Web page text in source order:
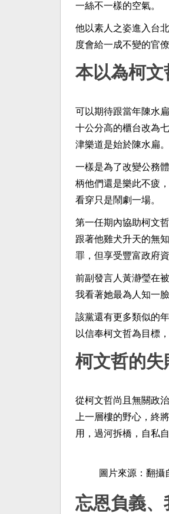
一絲不一樣的空氣。
他以素人之姿進入台
度會給一成不變的官
本以為柯
可以期待跟當年陳水
十公分高的櫃台改為
津樂道是始於陳水扁。
一樣是為了改變公務
柄他們還是樂此不疲
看穿只是鬧劇一場。
第一任期內協助柯文
跟著他雞犬升天的無
罪，但享受豐富政府
前副發言人黃瀞瑩在
我看著她最為人知一
該黨還有更多類似的
以信奉柯文哲為目標
柯文哲的失
從柯文哲尚且無關政
上一層樓的野心，終
用，過河拆橋，自私
圖片來源：翻攝
忘恩負義